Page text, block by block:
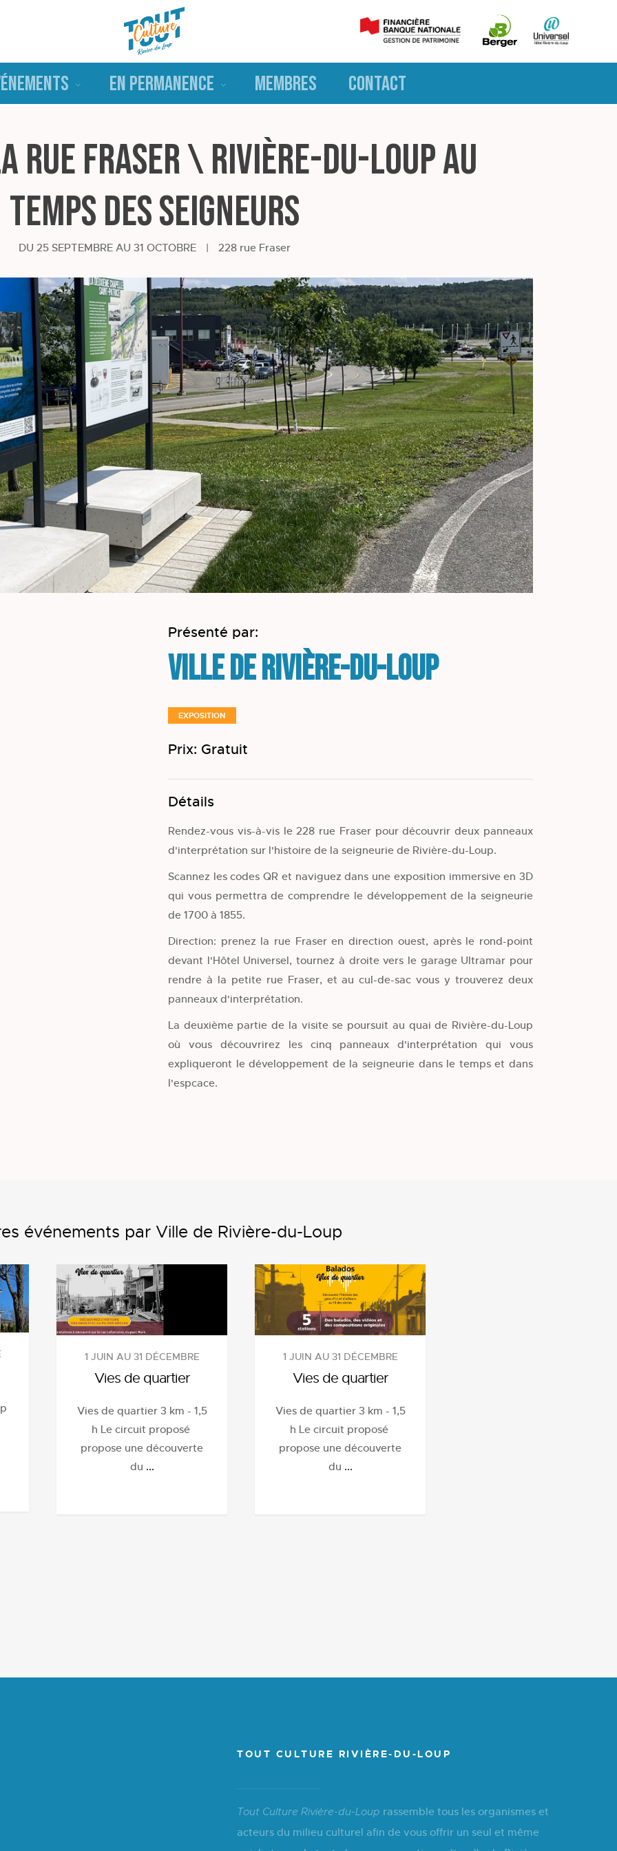
EN PERMANENCE MEMBRES CONTACT
rue Fraser \ Rivière-du-Loup au
temps des seigneurs
DU 25 SEPTEMBRE AU 31 OCTOBRE | 228 rue Fraser
Présenté par:
Ville de Rivière-du-Loup
EXPOSITION
Prix: Gratuit
Détails
Rendez-vous vis-à-vis le 228 rue Fraser pour découvrir deux panneaux
d'interprétation sur l'histoire de la seigneurie de Rivière-du-Loup.
Scannez les codes QR et naviguez dans une exposition immersive en 3D
qui vous permettra de comprendre le développement de la seigneurie
de 1700 à 1855.
Direction: prenez la rue Fraser en direction ouest, après le rond-point
devant l'Hôtel Universel, tournez à droite vers le garage Ultramar pour
rendre à la petite rue Fraser, et au cul-de-sac vous y trouverez deux
panneaux d'interprétation.
La deuxième partie de la visite se poursuit au quai de Rivière-du-Loup
où vous découvrirez les cinq panneaux d'interprétation qui vous
expliqueront le développement de la seigneurie dans le temps et dans
l'espcace.
événements par Ville de Rivière-du-Loup
1 JUIN AU 31 DÉCEMBRE
Vies de quartier
Vies de quartier 3 km - 1,5
h Le circuit proposé
propose une découverte
du ...
1 JUIN AU 31 DÉCEMBRE
Vies de quartier
Vies de quartier 3 km - 1,5
h Le circuit proposé
propose une découverte
du ...
TOUT CULTURE RIVIÈRE-DU-LOUP
Tout Culture Rivière-du-Loup rassemble tous les organismes et
acteurs du milieu culturel afin de vous offrir un seul et même